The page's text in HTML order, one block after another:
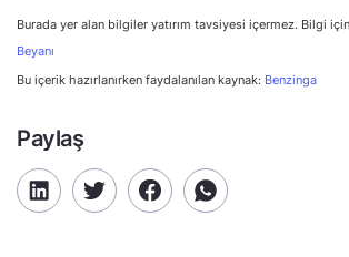
Burada yer alan bilgiler yatırım tavsiyesi içermez. Bilgi
Beyanı
Bu içerik hazırlanırken faydalanılan kaynak: Benzinga
Paylaş